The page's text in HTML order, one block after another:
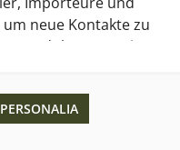
neue Kontakte zu
Produkt-Innovationen zu
ist die Bar Convent
PERSONALIA